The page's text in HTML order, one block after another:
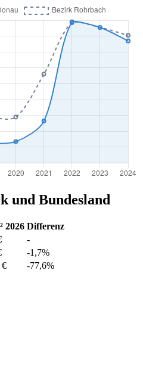
und Bundesland
2026 Differenz
-
-1,7%
€ -77,6%